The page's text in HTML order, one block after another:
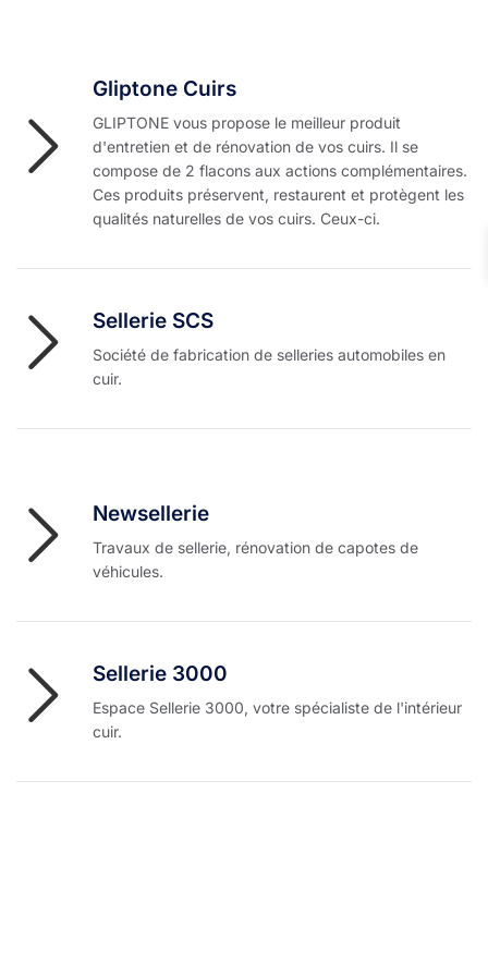
Gliptone Cuirs
GLIPTONE vous propose le meilleur produit
d'entretien et de rénovation de vos cuirs. Il se
compose de 2 flacons aux actions complémentaires.
Ces produits préservent, restaurent et protègent les
qualités naturelles de vos cuirs. Ceux-ci.
Sellerie SCS
Société de fabrication de selleries automobiles en
cuir.
Newsellerie
Travaux de sellerie, rénovation de capotes de
véhicules.
Sellerie 3000
Espace Sellerie 3000, votre spécialiste de l'intérieur
cuir.